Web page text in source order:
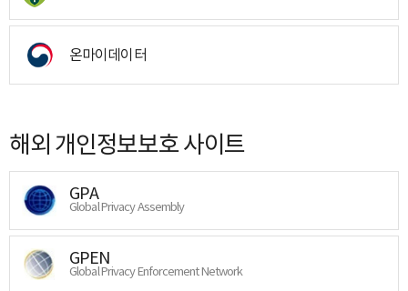
온마이데이터
해외 개인정보보호 사이트
GPA
Global Privacy Assembly
GPEN
Global Privacy Enforcement Network